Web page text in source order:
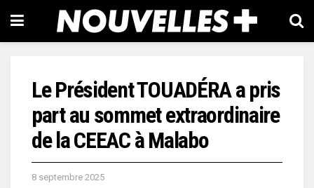
Le Président TOUADÉRA a pris
part au sommet extraordinaire
de la CEEAC à Malabo
8 septembre 2025